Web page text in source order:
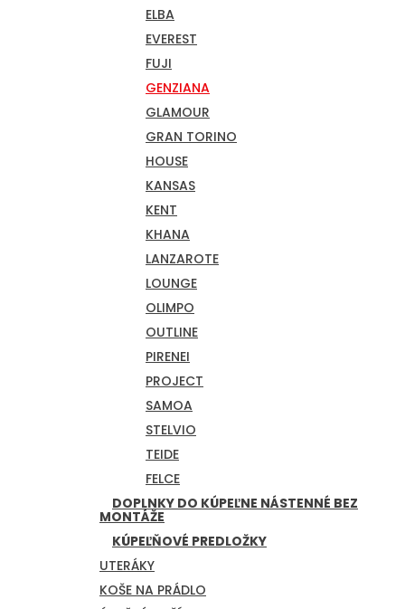
ELBA
EVEREST
FUJI
GENZIANA
GLAMOUR
GRAN TORINO
HOUSE
KANSAS
KENT
KHANA
LANZAROTE
LOUNGE
OLIMPO
OUTLINE
PIRENEI
PROJECT
SAMOA
STELVIO
TEIDE
FELCE
DOPLNKY DO KÚPEĽNE NÁSTENNÉ BEZ
MONTÁŽE
KÚPEĽŇOVÉ PREDLOŽKY
UTERÁKY
KOŠE NA PRÁDLO